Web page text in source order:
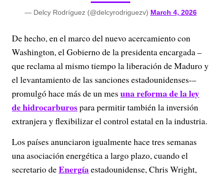
— Delcy Rodríguez (@delcyrodriguezv) March 4, 2026
De hecho, en el marco del nuevo acercamiento con
Washington, el Gobierno de la presidenta encargada –
que reclama al mismo tiempo la liberación de Maduro y
el levantamiento de las sanciones estadounidenses-–
promulgó hace más de un mes una reforma de la ley
de hidrocarburospara permitir también la inversión
extranjera y flexibilizar el control estatal en la industria.
Los países anunciaron igualmente hace tres semanas
una asociación energética a largo plazo, cuando el
secretario deEnergíaestadounidense, Chris Wright,